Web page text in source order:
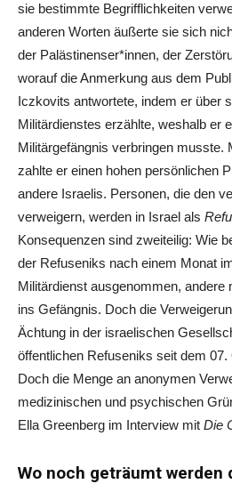
sie bestimmte Begrifflichkeiten
anderen Worten äußerte sie sich
der Palästinenser*innen, der
worauf die Anmerkung aus dem
Iczkovits antwortete, indem er über
Militärdienstes erzählte, weshalb er
Militärgefängnis verbringen musste.
zahlte er einen hohen persönlichen
andere Israelis. Personen, die den
verweigern, werden in Israel als
Konsequenzen sind zweiteilig: Wie
der Refuseniks nach einem Monat
Militärdienst ausgenommen, andere
ins Gefängnis. Doch die
Ächtung in der israelischen
öffentlichen Refuseniks seit dem 07.
Doch die Menge an anonymen
medizinischen und psychischen
Ella Greenberg im Interview mit Die
Wo noch geträumt werden